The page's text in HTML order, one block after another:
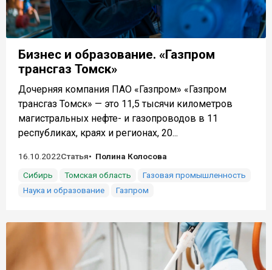
Бизнес и образование. «Газпром
трансгаз Томск»
Дочерняя компания ПАО «Газпром» «Газпром
трансгаз Томск» — это 11,5 тысячи километров
магистральных нефте- и газопроводов в 11
республиках, краях и регионах, 20...
16.10.2022Статья
Полина Колосова
Сибирь
Томская область
Газовая промышленность
Наука и образование
Газпром